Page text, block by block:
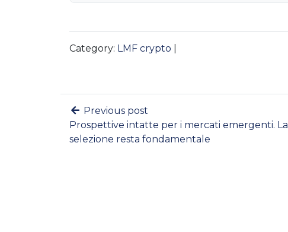
Category: LMF crypto
Previous post
Prospettive intatte per i mercati emergenti. La
selezione resta fondamentale